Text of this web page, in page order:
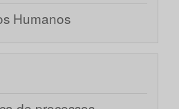
Humanos